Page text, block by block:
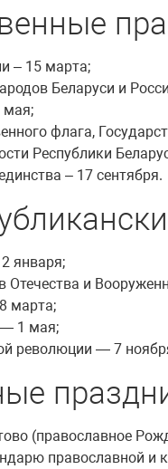
– 15 марта;
Беларуси и
мая;
флага,
Республики
– 17 сентября.
января;
Отечества и
марта;
— 1 мая;
революции — 7
(православное
православной и